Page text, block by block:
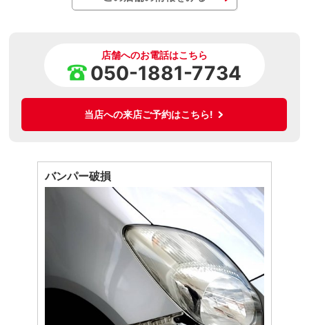
店舗へのお電話はこちら
050-1881-7734
当店への来店ご予約はこちら!
バンパー破損